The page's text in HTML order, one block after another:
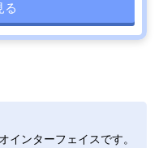
る
インターフェイスです。